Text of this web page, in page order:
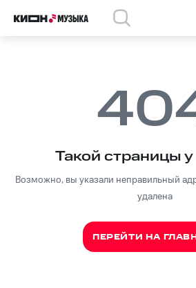
Такой страницы у
Возможно, вы указали неправильный
удалена
ПЕРЕЙТИ НА